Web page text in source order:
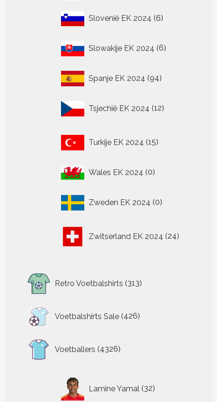
Slovenië EK 2024 66
Slowakije EK 2024 6
producten
Spanje EK 2024 9494
Tsjechië EK 2024 12
producten
Turkije EK 2024 15
producten
Wales EK 2024 00
Zweden EK 2024 0
producten
Zwitserland EK 2024 24
producten
Retro Voetbalshirts 313
producten
Voetbalshirts Sale 426
426
producten
Voetballers 4326
producten
Lamine Yamal 32
producten